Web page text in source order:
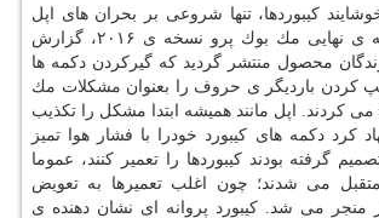
كیبوردها، تنها شروعی بر بحران های اپل
بودند. بعد از عرضه ی نهایی مك بوك پرو نسخه ی ۲۰۱۶، گزارش
محصول منتشر گردید كه گیركردن دكمه ها
كردن باردیگر ی حروف را بعنوان مشكلات مك
كردند. اپل مانند همیشه ابتدا مشكل را تكذیب
كرد دكمه های كیبورد خودرا با فشار هوا تمیز
گرفته بودند كیبوردها را تعمیر كنند، عموما
می شدند؛ چون اغلب تعمیرها به تعویض
می شد. كیبورد پروانه ای نشان دهنده ی